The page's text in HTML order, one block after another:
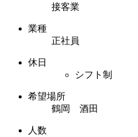
接客業
業種
正社員
休日
シフト制
希望場所
鶴岡 酒田
人数